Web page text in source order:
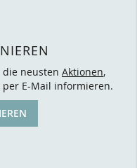
die neusten Aktionen,
per E-Mail informieren.